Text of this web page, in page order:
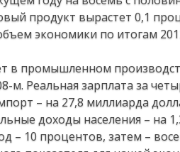
продукт вырастет 0,1
экономики по итогам
в промышленном
Реальная зарплата за
– на 27,8 миллиарда
доходы населения – на
– 10 процентов, затем –